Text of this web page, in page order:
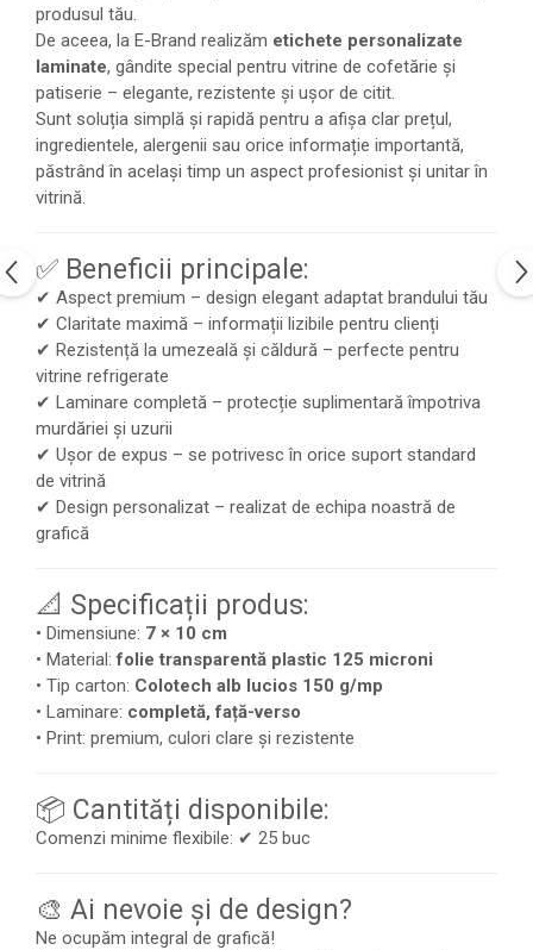
produsul tău.
De aceea, la E-Brand realizăm etichete personalizate
laminate, gândite special pentru vitrine de cofetărie și
patiserie – elegante, rezistente și ușor de citit.
Sunt soluția simplă și rapidă pentru a afișa clar prețul,
ingredientele, alergenii sau orice informație importantă,
păstrând în același timp un aspect profesionist și unitar în
vitrină.
✅ Beneficii principale:
✔ Aspect premium – design elegant adaptat brandului tău
✔ Claritate maximă – informații lizibile pentru clienți
✔ Rezistență la umezeală și căldură – perfecte pentru
vitrine refrigerate
✔ Laminare completă – protecție suplimentară împotriva
murdăriei și uzurii
✔ Ușor de expus – se potrivesc în orice suport standard
de vitrină
✔ Design personalizat – realizat de echipa noastră de
grafică
📐 Specificații produs:
• Dimensiune: 7 × 10 cm
• Material:folie transparentă plastic 125 microni
• Tip carton: Colotech alb lucios 150 g/mp
• Laminare: completă, față-verso
• Print: premium, culori clare și rezistente
📦 Cantități disponibile:
Comenzi minime flexibile: ✔ 25 buc
🎨 Ai nevoie și de design?
Ne ocupăm integral de grafică!